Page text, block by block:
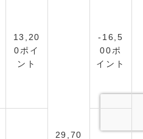
29,70
13,20
0ポイ
ント
-16,5
00ポ
イント